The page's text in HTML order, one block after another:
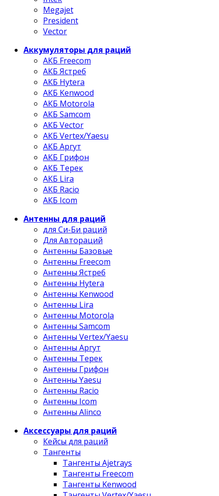
Megajet
President
Vector
Аккумуляторы для раций
АКБ Freecom
АКБ Ястреб
АКБ Hytera
АКБ Kenwood
АКБ Motorola
АКБ Samcom
АКБ Vector
АКБ Vertex/Yaesu
АКБ Аргут
АКБ Грифон
АКБ Терек
АКБ Lira
АКБ Racio
АКБ Icom
Антенны для раций
для Си-Би раций
Для Автораций
Антенны Базовые
Антенны Freecom
Антенны Ястреб
Антенны Hytera
Антенны Kenwood
Антенны Lira
Антенны Motorola
Антенны Samcom
Антенны Vertex/Yaesu
Антенны Аргут
Антенны Терек
Антенны Грифон
Антенны Yaesu
Антенны Racio
Антенны Icom
Антенны Alinco
Аксессуары для раций
Кейсы для раций
Тангенты
Тангенты Ajetrays
Тангенты Freecom
Тангенты Kenwood